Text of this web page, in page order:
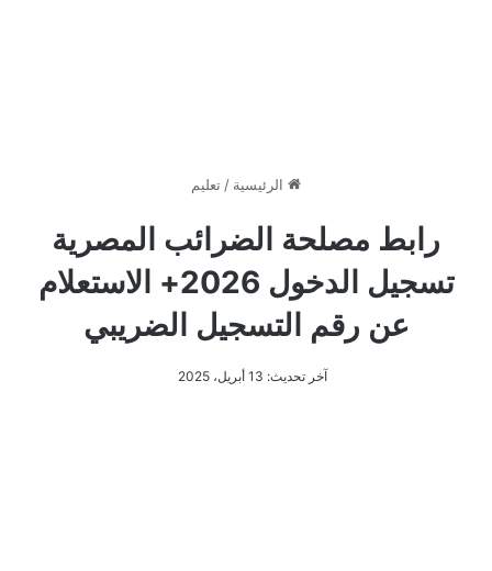
الرئيسية /تعليم
رابط مصلحة الضرائب المصرية
تسجيل الدخول 2026+ الاستعلام
عن رقم التسجيل الضريبي
آخر تحديث: 13 أبريل، 2025